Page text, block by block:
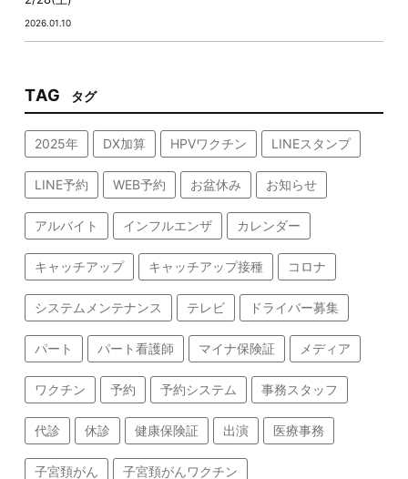
2026.01.10
TAG タグ
2025年 DX加算 HPVワクチン LINEスタンプ
LINE予約 WEB予約 お盆休み お知らせ
アルバイト インフルエンザ カレンダー
キャッチアップ キャッチアップ接種 コロナ
システムメンテナンス テレビ ドライバー募集
パート パート看護師 マイナ保険証 メディア
ワクチン 予約 予約システム 事務スタッフ
代診 休診 健康保険証 出演 医療事務
子宮頚がん 子宮頚がんワクチン